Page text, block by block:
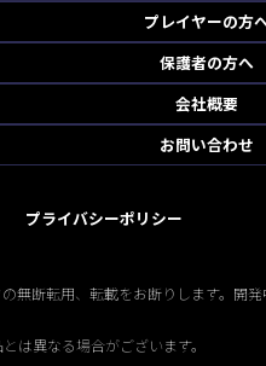
プレイヤーの方
保護者の方へ
会社概要
お問い合わせ
プライバシーポリシー
無断転用、転載をお断りします。開発
は異なる場合がございます。